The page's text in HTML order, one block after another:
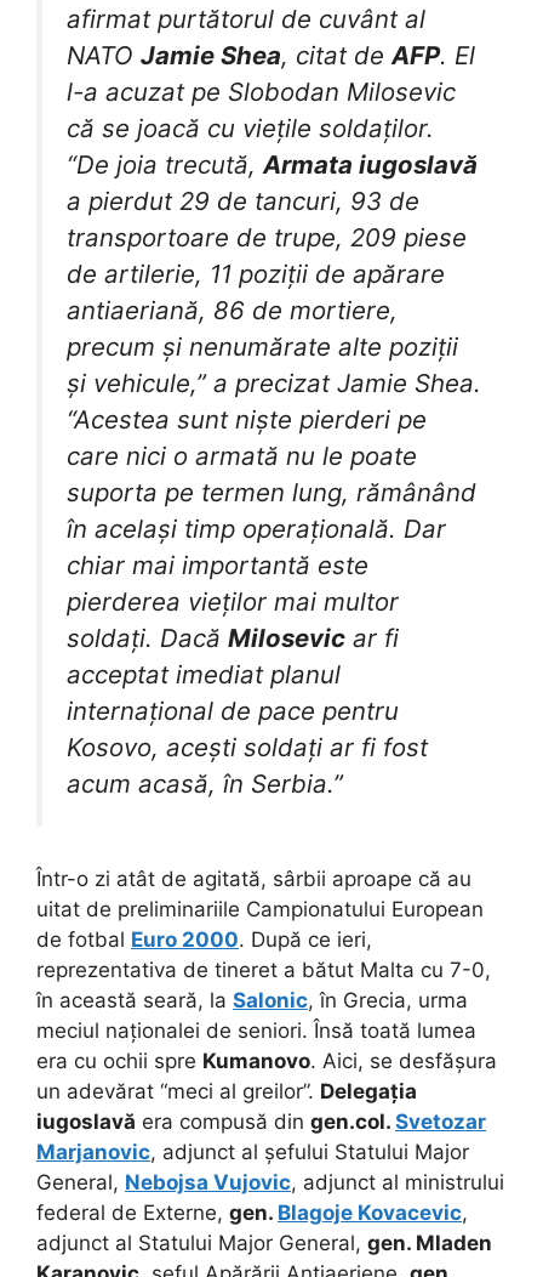
afirmat purtătorul de cuvânt al
NATO Jamie Shea, citat deAFP. El
l-a acuzat pe Slobodan Milosevic
că se joacă cu viețile soldaților.
“De joia trecută,Armata iugoslavă
a pierdut 29 de tancuri, 93 de
transportoare de trupe, 209 piese
de artilerie, 11 poziții de apărare
antiaeriană, 86 de mortiere,
precum și nenumărate alte poziții
și vehicule,” a precizat Jamie Shea.
“Acestea sunt niște pierderi pe
care nici o armată nu le poate
suporta pe termen lung, rămânând
în același timp operațională. Dar
chiar mai importantă este
pierderea vieților mai multor
soldați. Dacă Milosevic ar fi
acceptat imediat planul
internațional de pace pentru
Kosovo, acești soldați ar fi fost
acum acasă, în Serbia.”
Într-o zi atât de agitată, sârbii aproape că au
uitat de preliminariile Campionatului European
de fotbal Euro 2000. După ce ieri,
reprezentativa de tineret a bătut Malta cu 7-0,
în această seară, la Salonic, în Grecia, urma
meciul naționalei de seniori. Însă toată lumea
era cu ochii spre Kumanovo. Aici, se desfășura
un adevărat “meci al greilor”. Delegația
iugoslavă era compusă din gen.col. Svetozar
Marjanovic, adjunct al șefului Statului Major
General, Nebojsa Vujovic, adjunct al ministrului
federal de Externe, gen. Blagoje Kovacevic,
adjunct al Statului Major General, gen. Mladen